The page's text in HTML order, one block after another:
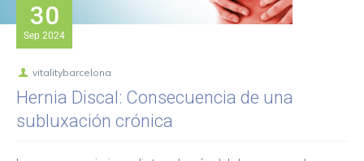
30
Sep 2024
vitalitybarcelona
Hernia Discal: Consecuencia de una
subluxación crónica